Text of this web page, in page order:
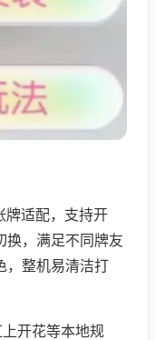
牌适配，支持开
换，满足不同牌友
，整机易清洁打
开花等本地规